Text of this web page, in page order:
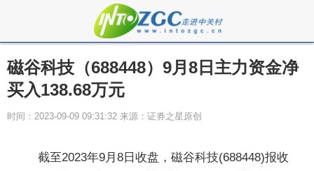
磁谷科技（688448）9月8日主力资金净
买入138.68万元
时间：2023-09-09 09:31:32 来源：证券之星原创
截至2023年9月8日收盘，磁谷科技(688448)报收